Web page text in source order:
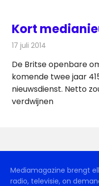
Kort
17 juli 2014
De Britse openbare
komende twee jaar
nieuwsdienst. Netto
verdwijnen
Mediamagazine brengt
radio, televisie, on